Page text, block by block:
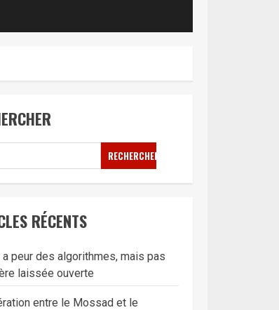
RECHERCHER
RÉCENTS
a peur des algorithmes, mais pas
laissée ouverte
entre le Mossad et le